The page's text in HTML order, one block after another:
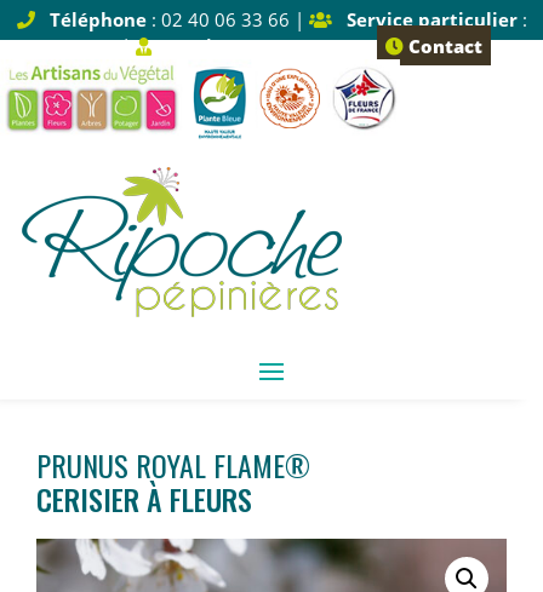
Téléphone: 02 40 06 33 66 | Service particulier:
Tapez 1 |
Service pro: Tapez 2 Contact
PRUNUS ROYAL FLAME®
CERISIER À FLEURS